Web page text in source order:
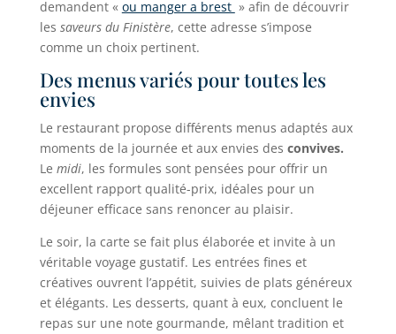
demandent « ou manger a brest » afin de découvrir
les saveurs du Finistère, cette adresse s’impose
comme un choix pertinent.
Des menus variés pour toutes les
envies
Le restaurant propose différents menus adaptés aux
moments de la journée et aux envies des convives.
Le midi, les formules sont pensées pour offrir un
excellent rapport qualité-prix, idéales pour un
déjeuner efficace sans renoncer au plaisir.
Le soir, la carte se fait plus élaborée et invite à un
véritable voyage gustatif. Les entrées fines et
créatives ouvrent l’appétit, suivies de plats généreux
et élégants. Les desserts, quant à eux, concluent le
repas sur une note gourmande, mêlant tradition et